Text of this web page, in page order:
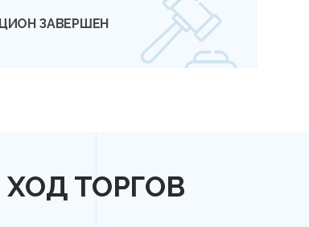
ЗАВЕРШЕН
ХОД ТОРГОВ